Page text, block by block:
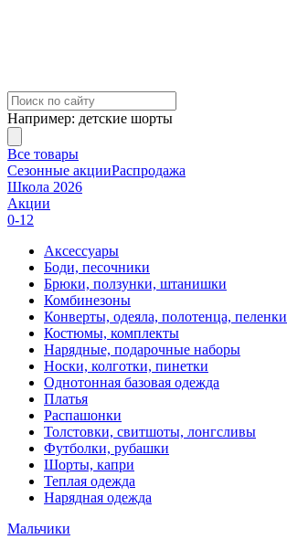
Например: детские шорты
Все товары
Сезонные акцииРаспродажа
Школа 2026
Акции
0-12
Аксессуары
Боди, песочники
Брюки, ползунки, штанишки
Комбинезоны
Конверты, одеяла, полотенца, пеленки
Костюмы, комплекты
Нарядные, подарочные наборы
Носки, колготки, пинетки
Однотонная базовая одежда
Платья
Распашонки
Толстовки, свитшоты, лонгсливы
Футболки, рубашки
Шорты, капри
Теплая одежда
Нарядная одежда
Мальчики